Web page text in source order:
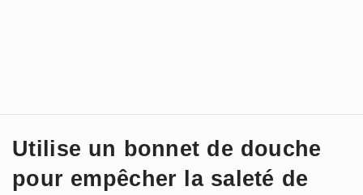
Utilise un bonnet de douche
pour empêcher la saleté de